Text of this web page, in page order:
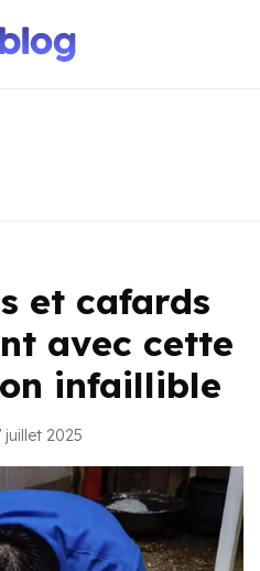
et cafards
avec cette
infaillible
juillet 2025